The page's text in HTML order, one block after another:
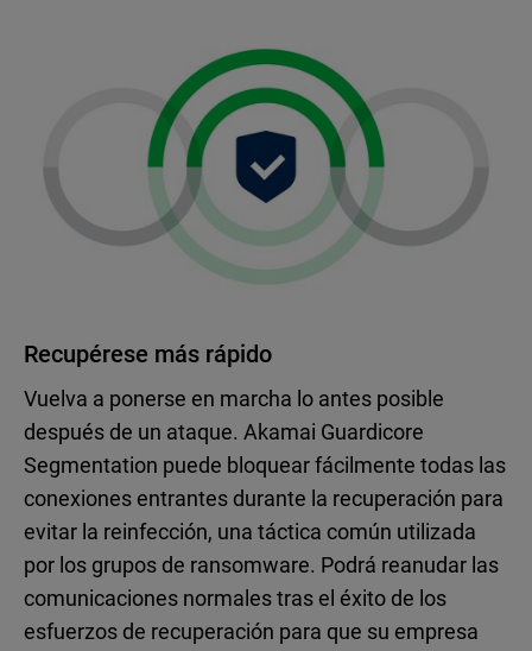
Recupérese más rápido
Vuelva a ponerse en marcha lo antes posible
después de un ataque. Akamai Guardicore
Segmentation puede bloquear fácilmente todas las
conexiones entrantes durante la recuperación para
evitar la reinfección, una táctica común utilizada
por los grupos de ransomware. Podrá reanudar las
comunicaciones normales tras el éxito de los
esfuerzos de recuperación para que su empresa